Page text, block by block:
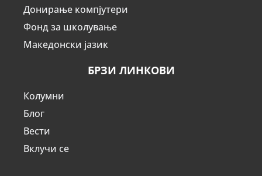
Донирање компјутери
Фонд за школување
Македонски јазик
БРЗИ ЛИНКОВИ
Колумни
Блог
Вести
Вклучи се